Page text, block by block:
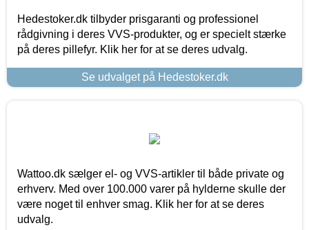
Hedestoker.dk tilbyder prisgaranti og professionel
rådgivning i deres VVS-produkter, og er specielt stærke
på deres pillefyr. Klik her for at se deres udvalg.
Se udvalget på Hedestoker.dk
Wattoo.dk sælger el- og VVS-artikler til både private og
erhverv. Med over 100.000 varer på hylderne skulle der
være noget til enhver smag. Klik her for at se deres
udvalg.